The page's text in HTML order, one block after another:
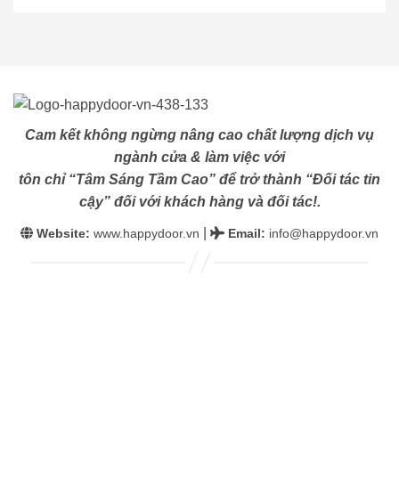
Cam kết không ngừng nâng cao chất lượng dịch vụ
ngành cửa & làm việc với
tôn chỉ “Tâm Sáng Tầm Cao” để trở thành “Đối tác tin
cậy” đối với khách hàng và đối tác!.
Website: www.happydoor.vn Email: info@happydoor.vn